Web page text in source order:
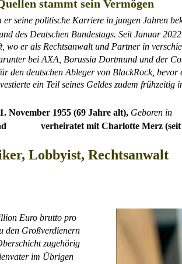
stammt sein Vermögen
seine politische Karriere in jungen Jahren
des Deutschen Bundestags. Seit Januar
er als Rechtsanwalt und Partner in
bei AXA, Borussia Dortmund und der
den deutschen Ableger von BlackRock,
ein Teil seines Geldes zudem frühzeitig
November 1955 (69 Jahre alt), Geboren in
verheiratet mit Charlotte Merz
Lobbyist, Rechtsanwalt
Euro brutto pro
den Großverdienern
zugehörig
im Übrigen